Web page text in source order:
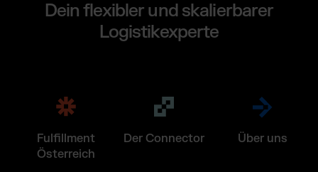
Dein flexibler und skalierbarer
Logistikexperte
Fulfillment
Österreich
Der Connector Über uns